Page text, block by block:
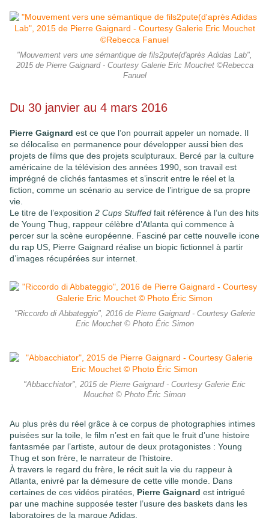
"Mouvement vers une sémantique de fils2pute(d'après Adidas Lab",
2015 de Pierre Gaignard - Courtesy Galerie Eric Mouchet ©Rebecca
Fanuel
Du 30 janvier au 4 mars 2016
Pierre Gaignard est ce que l’on pourrait appeler un nomade. Il
se délocalise en permanence pour développer aussi bien des
projets de films que des projets sculpturaux. Bercé par la culture
américaine de la télévision des années 1990, son travail est
imprégné de clichés fantasmes et s’inscrit entre le réel et la
fiction, comme un scénario au service de l’intrigue de sa propre
vie.
Le titre de l’exposition 2 Cups Stuffed fait référence à l’un des hits
de Young Thug, rappeur célèbre d’Atlanta qui commence à
percer sur la scène européenne. Fasciné par cette nouvelle icone
du rap US, Pierre Gaignard réalise un biopic fictionnel à partir
d’images récupérées sur internet.
"Riccordo di Abbateggio", 2016 de Pierre Gaignard - Courtesy Galerie
Eric Mouchet © Photo Éric Simon
"Abbacchiator", 2015 de Pierre Gaignard - Courtesy Galerie Eric
Mouchet © Photo Éric Simon
Au plus près du réel grâce à ce corpus de photographies intimes
puisées sur la toile, le film n’est en fait que le fruit d’une histoire
fantasmée par l’artiste, autour de deux protagonistes : Young
Thug et son frère, le narrateur de l’histoire.
À travers le regard du frère, le récit suit la vie du rappeur à
Atlanta, enivré par la démesure de cette ville monde. Dans
certaines de ces vidéos piratées, Pierre Gaignard est intrigué
par une machine supposée tester l’usure des baskets dans les
laboratoires de la marque Adidas.